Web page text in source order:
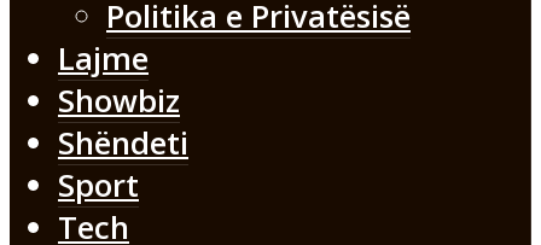
Politika e Privatësisë
Lajme
Showbiz
Shëndeti
Sport
Tech